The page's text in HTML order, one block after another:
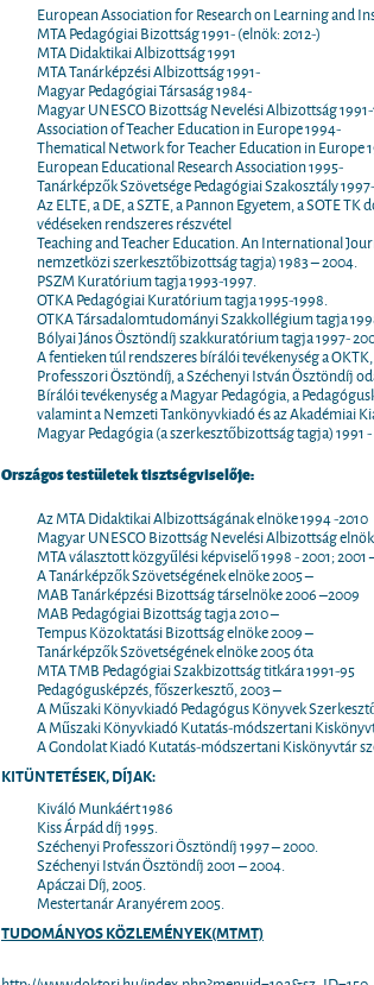
European Association for Research on Learning and
MTA Pedagógiai Bizottság 1991- (elnök: 2012-)
MTA Didaktikai Albizottság 1991
MTA Tanárképzési Albizottság 1991-
Magyar Pedagógiai Társaság 1984-
Magyar UNESCO Bizottság Nevelési Albizottság
Association of Teacher Education in Europe 1994-
Thematical Network for Teacher Education in Europe
European Educational Research Association 1995-
Tanárképzők Szövetsége Pedagógiai Szakosztály 1997-
Az ELTE, a DE, a SZTE, a Pannon Egyetem, a SOTE
védéseken rendszeres részvétel
Teaching and Teacher Education. An International
nemzetközi szerkesztőbizottság tagja) 1983 – 2004.
PSZM Kuratórium tagja 1993-1997.
OTKA Pedagógiai Kuratórium tagja 1995-1998.
OTKA Társadalomtudományi Szakkollégium tagja
Bólyai János Ösztöndíj szakkuratórium tagja 1997-
A fentieken túl rendszeres bírálói tevékenység a
Professzori Ösztöndíj, a Széchenyi István Ösztöndíj
Bírálói tevékenység a Magyar Pedagógia, a
valamint a Nemzeti Tankönyvkiadó és az Akadémiai
Magyar Pedagógia (a szerkesztőbizottság tagja) 1991 -
Országos testületek tisztségviselője:
Az MTA Didaktikai Albizottságának elnöke 1994 -2010
Magyar UNESCO Bizottság Nevelési Albizottság
MTA választott közgyűlési képviselő 1998 - 2001; 2001
A Tanárképzők Szövetségének elnöke 2005 –
MAB Tanárképzési Bizottság társelnöke 2006 –2009
MAB Pedagógiai Bizottság tagja 2010 –
Tempus Közoktatási Bizottság elnöke 2009 –
Tanárképzők Szövetségének elnöke 2005 óta
MTA TMB Pedagógiai Szakbizottság titkára 1991-95
Pedagógusképzés, főszerkesztő, 2003 –
A Műszaki Könyvkiadó Pedagógus Könyvek
A Műszaki Könyvkiadó Kutatás-módszertani
A Gondolat Kiadó Kutatás-módszertani Kiskönyvtár
KITÜNTETÉSEK, DÍJAK:
Kiváló Munkáért 1986
Kiss Árpád díj 1995.
Széchenyi Professzori Ösztöndíj 1997 – 2000.
Széchenyi István Ösztöndíj 2001 – 2004.
Apáczai Díj, 2005.
Mestertanár Aranyérem 2005.
TUDOMÁNYOS KÖZLEMÉNYEK(MTMT)